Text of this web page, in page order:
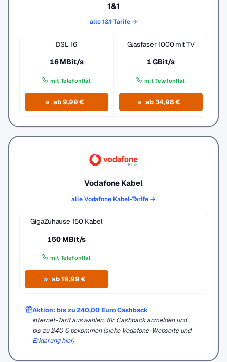
1&1
alle 1&1-Tarife →
DSL 16
16 MBit/s
mit Telefonflat
ab 9,99 €
Glasfaser 1000 mit TV
1 GBit/s
mit Telefonflat
ab 34,98 €
Vodafone Kabel
alle Vodafone Kabel-Tarife →
GigaZuhause 150 Kabel
150 MBit/s
mit Telefonflat
ab 19,99 €
Aktion: bis zu 240,00 Euro Cashback
Internet-Tarif auswählen, für Cashback anmelden und
bis zu 240 € bekommen (siehe Vodafone-Webseite und
Erklärung hier)